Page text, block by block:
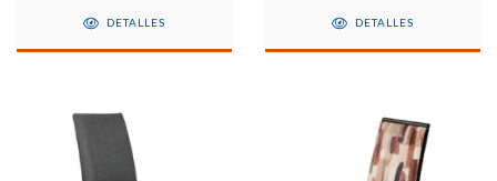
DETALLES DETALLES